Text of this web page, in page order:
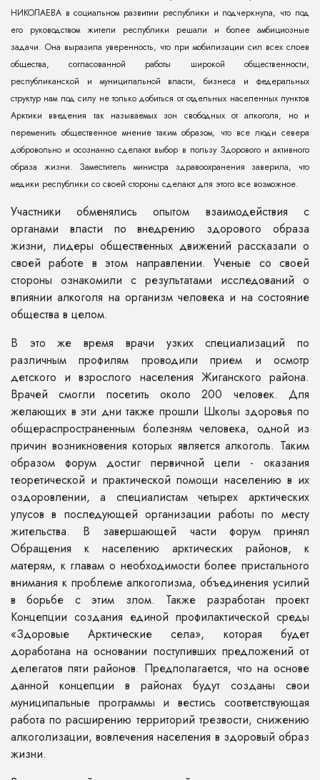
НИКОЛАЕВА в социальном развитии республики и подчеркнула, что под
его руководством жители республики решали и более амбициозные
задачи. Она выразила уверенность, что при мобилизации сил всех слоев
общества, согласованной работы широкой общественности,
республиканской и муниципальной власти, бизнеса и федеральных
структур нам под силу не только добиться от отдельных населенных пунктов
Арктики введения так называемых зон свободных от алкоголя, но и
переменить общественное мнение таким образом, что все люди севера
добровольно и осознанно сделают выбор в пользу Здорового и активного
образа жизни. Заместитель министра здравоохранения заверила, что
медики республики со своей стороны сделают для этого все возможное.
Участники обменялись опытом взаимодействия с
органами власти по внедрению здорового образа
жизни, лидеры общественных движений рассказали о
своей работе в этом направлении. Ученые со своей
стороны ознакомили с результатами исследований о
влиянии алкоголя на организм человека и на состояние
общества в целом.
В это же время врачи узких специализаций по
различным профилям проводили прием и осмотр
детского и взрослого населения Жиганского района.
Врачей смогли посетить около 200 человек. Для
желающих в эти дни также прошли Школы здоровья по
общераспространенным болезням человека, одной из
причин возникновения которых является алкоголь. Таким
образом форум достиг первичной цели - оказания
теоретической и практической помощи населению в их
оздоровлении, а специалистам четырех арктических
улусов в последующей организации работы по месту
жительства. В завершающей части форум принял
Обращения к населению арктических районов, к
матерям, к главам о необходимости более пристального
внимания к проблеме алкоголизма, объединения усилий
в борьбе с этим злом. Также разработан проект
Концепции создания единой профилактической среды
«Здоровые Арктические села», которая будет
доработана на основании поступивших предложений от
делегатов пяти районов. Предполагается, что на основе
данной концепции в районах будут созданы свои
муниципальные программы и вестись соответствующая
работа по расширению территорий трезвости, снижению
алкоголизации, вовлечения населения в здоровый образ
жизни.